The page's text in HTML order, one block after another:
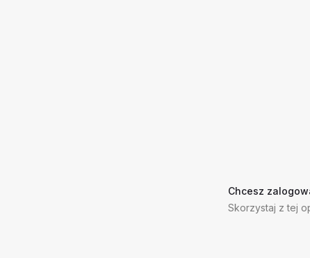
Chcesz
Skorzystaj z tej